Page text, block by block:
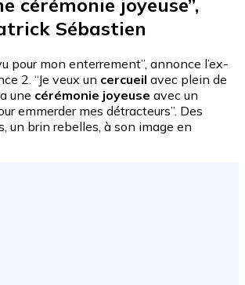
cérémonie joyeuse”,
Sébastien
pour mon enterrement”, annonce l’ex-
2. “Je veux un cercueil avec plein de
une cérémonie joyeuse avec un
emmerder mes détracteurs”. Des
un brin rebelles, à son image en